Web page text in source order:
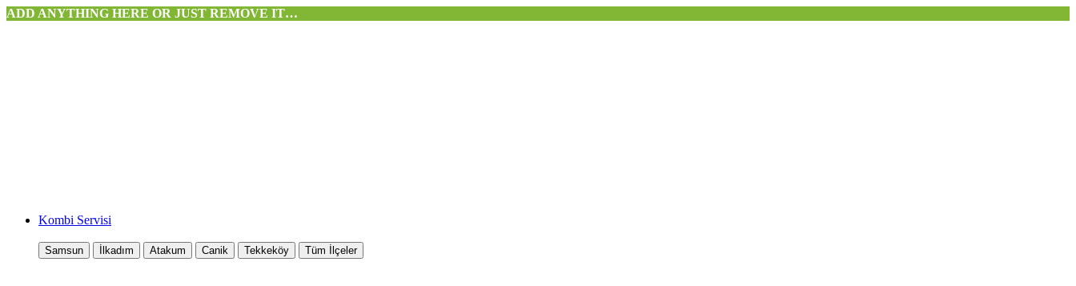
ADD ANYTHING HERE OR JUST REMOVE IT…
Kombi Servisi
Samsun İlkadım Atakum Canik Tekkeköy Tüm İlçeler